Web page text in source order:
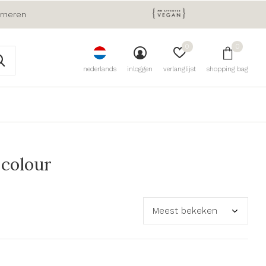
nederlands inloggen verlanglijst
0
shopping bag
0